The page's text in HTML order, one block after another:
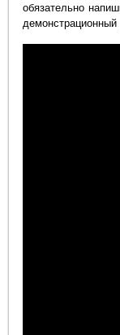
обязательно
демонстрационный